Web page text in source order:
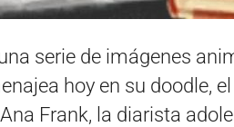
serie de imágenes
hoy en su doodle,
Frank, la diarista